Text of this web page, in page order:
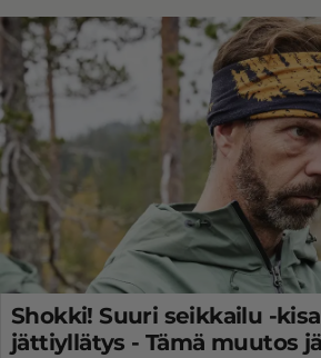
Shokki! Suuri seikkailu -
jättiyllätys - Tämä muutos